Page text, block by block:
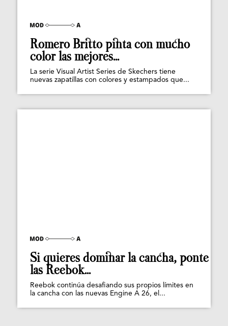
Romero Britto pinta con mucho
color las mejores...
La serie Visual Artist Series de Skechers tiene
nuevas zapatillas con colores y estampados que...
Si quieres dominar la cancha, ponte
las Reebok...
Reebok continúa desafiando sus propios límites en
la cancha con las nuevas Engine A 26, el...